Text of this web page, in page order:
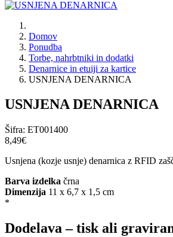
Domov
Ponudba
Torbe, nahrbtniki in dodatki
Denarnice in etuiji za kartice
USNJENA DENARNICA
USNJENA DENARNICA
Šifra: ET001400
8,49‎€
Usnjena (kozje usnje) denarnica z RFID
Barva izdelka črna
Dimenzija 11 x 6,7 x 1,5 cm
*
Dodelava – tisk ali